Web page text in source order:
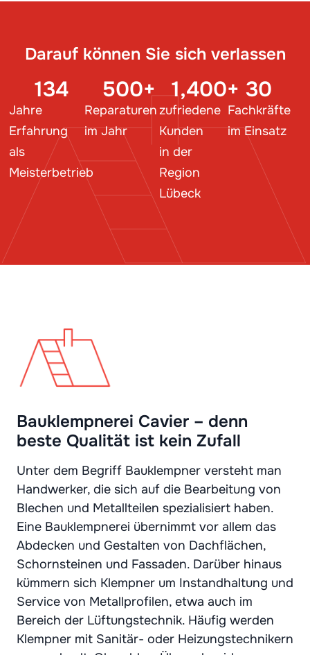
Darauf können Sie sich verlassen
Jahre
Erfahrung
als
Meisterbetrieb
134
Reparaturen
im Jahr
500+
zufriedene
Kunden
in der
Region
Lübeck
1,400+
Fachkräfte
im Einsatz
30
Bauklempnerei Cavier – denn
beste Qualität ist kein Zufall
Unter dem Begriff Bauklempner versteht man
Handwerker, die sich auf die Bearbeitung von
Blechen und Metallteilen spezialisiert haben.
Eine Bauklempnerei übernimmt vor allem das
Abdecken und Gestalten von Dachflächen,
Schornsteinen und Fassaden. Darüber hinaus
kümmern sich Klempner um Instandhaltung und
Service von Metallprofilen, etwa auch im
Bereich der Lüftungstechnik. Häufig werden
Klempner mit Sanitär- oder Heizungstechnikern